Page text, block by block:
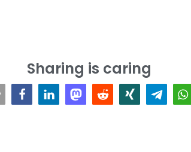
Sharing is caring